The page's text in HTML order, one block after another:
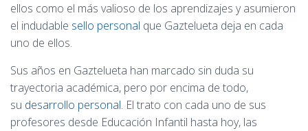
ellos como el más valioso de los aprendizajes y asumieron
el indudable sello personal que Gaztelueta deja en cada
uno de ellos.
Sus años en Gaztelueta han marcado sin duda su
trayectoria académica, pero por encima de todo,
su desarrollo personal. El trato con cada uno de sus
profesores desde Educación Infantil hasta hoy, las